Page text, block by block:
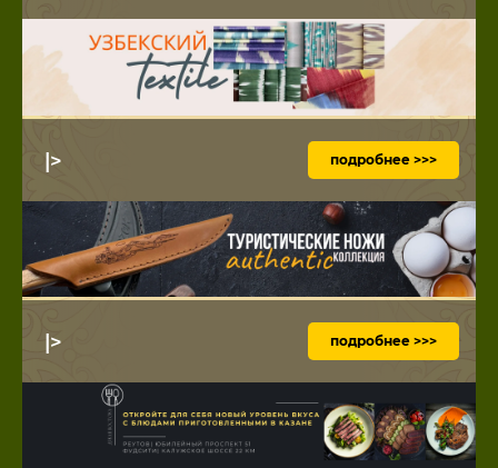
|> подробнее >>>
|> подробнее >>>